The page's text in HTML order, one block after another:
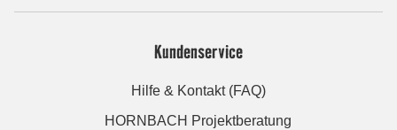
Kundenservice
Hilfe & Kontakt (FAQ)
HORNBACH Projektberatung